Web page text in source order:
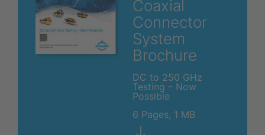
Coaxial
Connector
System
Brochure
DC to 250 GHz
Testing – Now
Possible
6 Pages, 1 MB